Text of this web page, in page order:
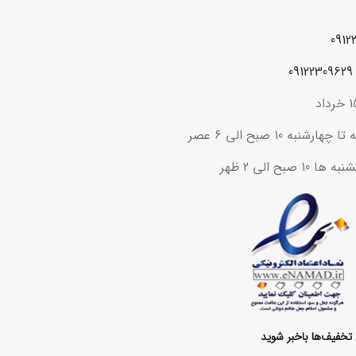
10 صبح الی 6 عصر
الی 2 ظهر
باخبر شوید